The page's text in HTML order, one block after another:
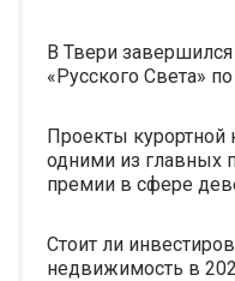
В Твери
«Русского Света»
Проекты курортной
одними из главных
премии в сфере
Стоит ли
недвижимость в